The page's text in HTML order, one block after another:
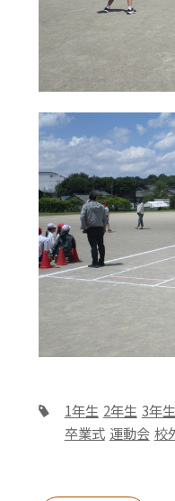
1年生 2年生 3年生
卒業式 運動会 校